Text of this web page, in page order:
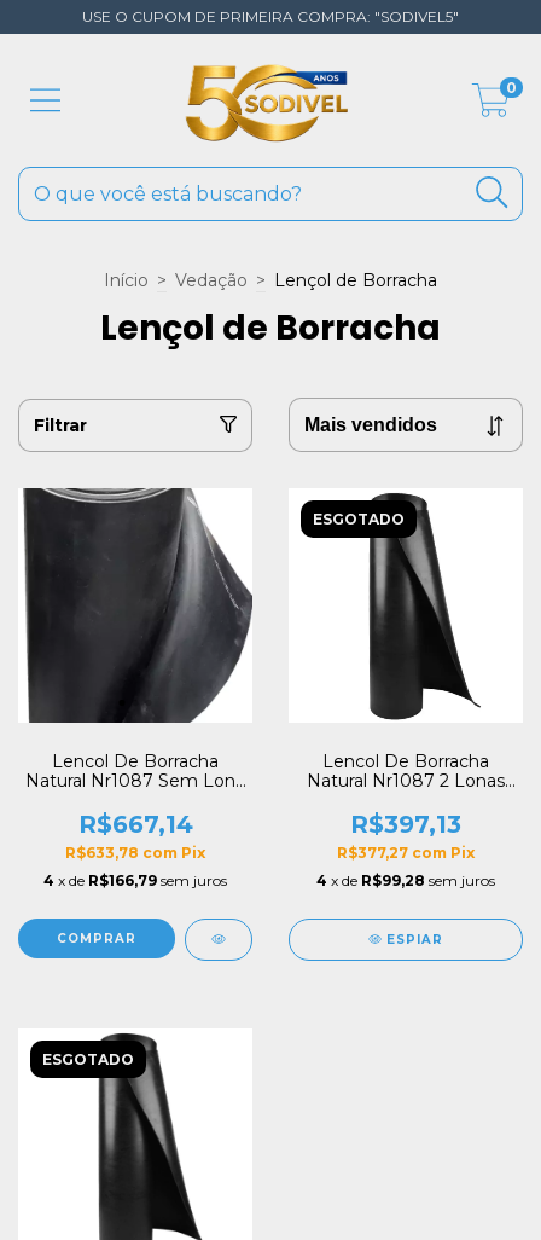
USE O CUPOM DE PRIMEIRA COMPRA: "SODIVEL5"
0
Início > Vedação > Lençol de Borracha
Lençol de Borracha
Filtrar
Lencol De Borracha
Natural Nr1087 Sem Lona
R$667,14
R$633,78 com Pix
4 x de R$166,79 sem juros
ESGOTADO
Lencol De Borracha
Natural Nr1087 2 Lonas
R$397,13
R$377,27 com Pix
4 x de R$99,28 sem juros
ESPIAR
ESGOTADO